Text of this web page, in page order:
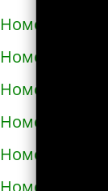
Номера
Номера
Номера
Номера
Номера
Номера